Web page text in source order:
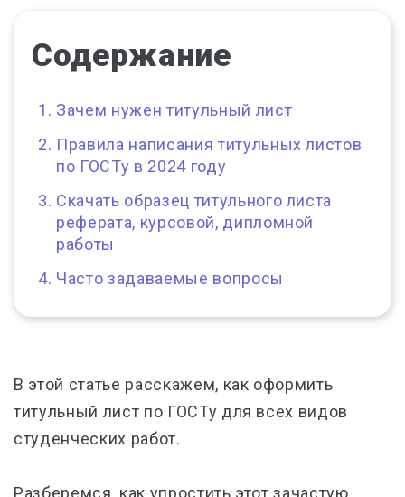
Содержание
Зачем нужен титульный лист
Правила написания титульных листов
по ГОСТу в 2024 году
Скачать образец титульного листа
реферата, курсовой, дипломной
работы
Часто задаваемые вопросы
В этой статье расскажем, как оформить
титульный лист по ГОСТу для всех видов
студенческих работ.
Разберемся, как упростить этот зачастую